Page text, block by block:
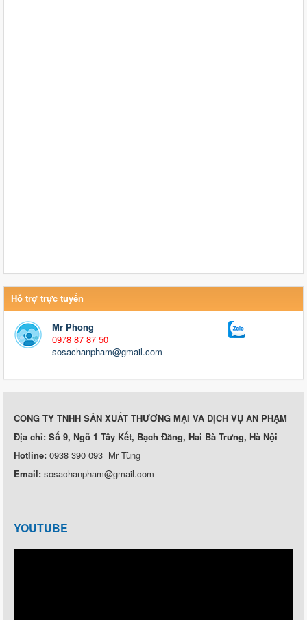
Hỗ trợ trực tuyến
Mr Phong
0978 87 87 50
sosachanpham@gmail.com
CÔNG TY TNHH SẢN XUẤT THƯƠNG MẠI VÀ DỊCH VỤ AN PHẠM
Địa chỉ: Số 9, Ngõ 1 Tây Kết, Bạch Đằng, Hai Bà Trưng, Hà Nội
Hotline: 0938 390 093 Mr Tùng
Email: sosachanpham@gmail.com
YOUTUBE